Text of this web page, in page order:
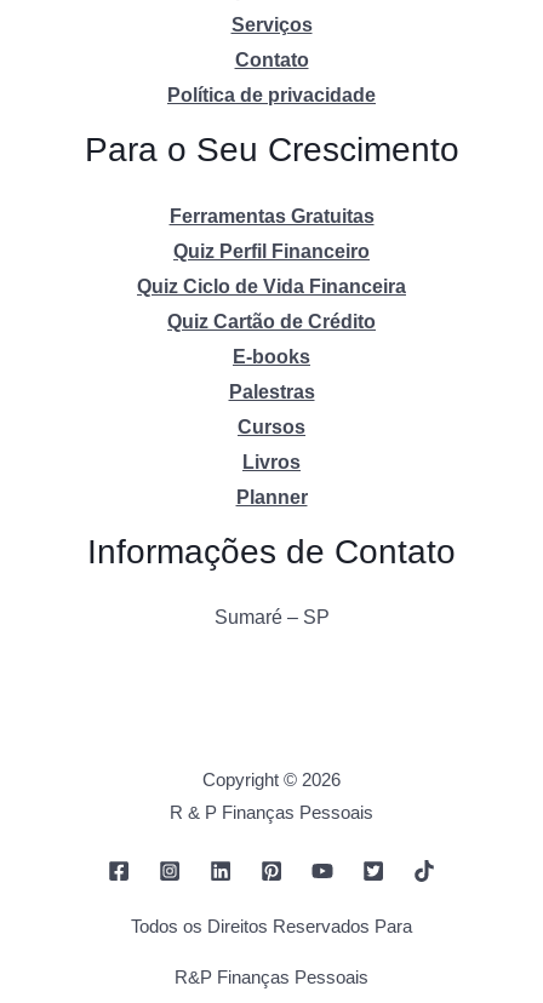
Serviços
Contato
Política de privacidade
Para o Seu Crescimento
Ferramentas Gratuitas
Quiz Perfil Financeiro
Quiz Ciclo de Vida Financeira
Quiz Cartão de Crédito
E-books
Palestras
Cursos
Livros
Planner
Informações de Contato
Sumaré – SP
Copyright © 2026
R & P Finanças Pessoais
Todos os Direitos Reservados Para
R&P Finanças Pessoais